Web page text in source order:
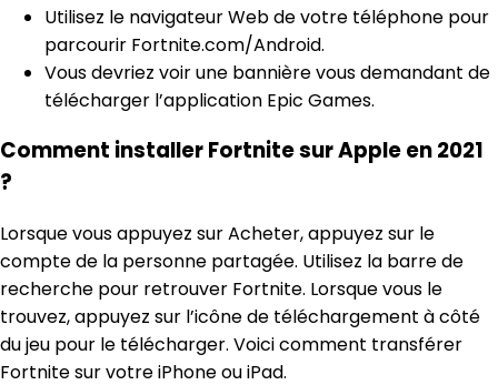
Utilisez le navigateur Web de votre téléphone pour
parcourir Fortnite.com/Android.
Vous devriez voir une bannière vous demandant de
télécharger l’application Epic Games.
Comment installer Fortnite sur Apple en 2021
?
Lorsque vous appuyez sur Acheter, appuyez sur le
compte de la personne partagée. Utilisez la barre de
recherche pour retrouver Fortnite. Lorsque vous le
trouvez, appuyez sur l’icône de téléchargement à côté
du jeu pour le télécharger. Voici comment transférer
Fortnite sur votre iPhone ou iPad.